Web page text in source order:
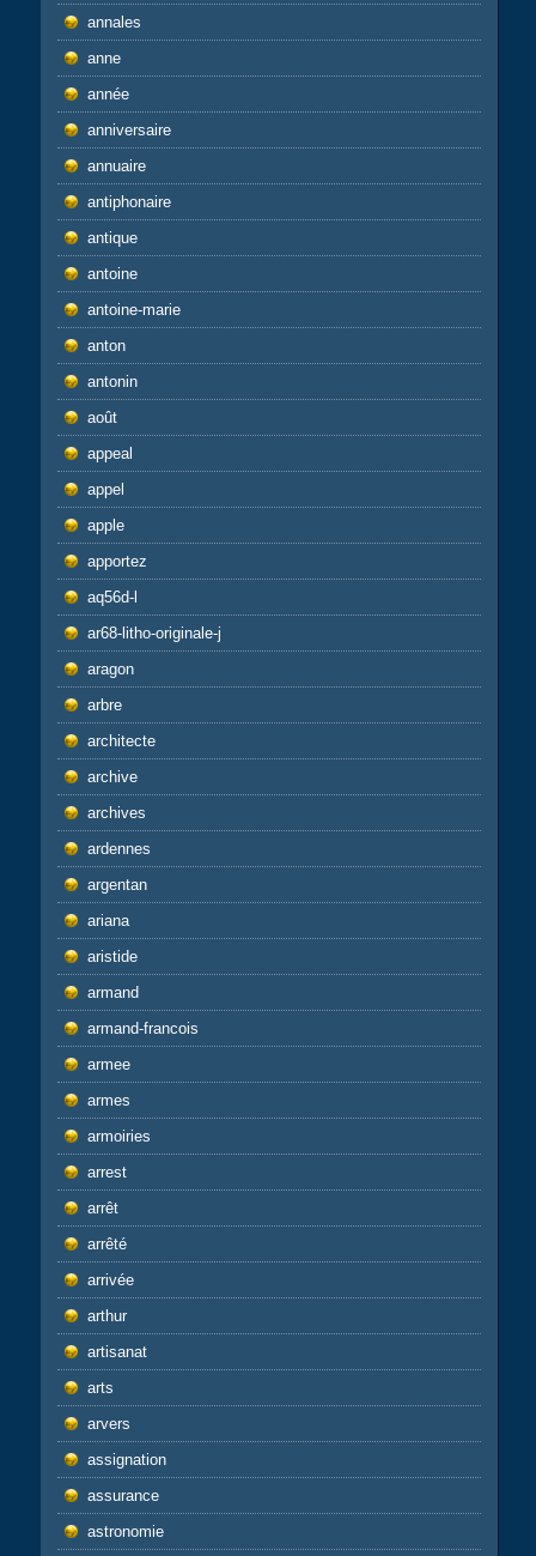
annales
anne
année
anniversaire
annuaire
antiphonaire
antique
antoine
antoine-marie
anton
antonin
août
appeal
appel
apple
apportez
aq56d-l
ar68-litho-originale-j
aragon
arbre
architecte
archive
archives
ardennes
argentan
ariana
aristide
armand
armand-francois
armee
armes
armoiries
arrest
arrêt
arrêté
arrivée
arthur
artisanat
arts
arvers
assignation
assurance
astronomie